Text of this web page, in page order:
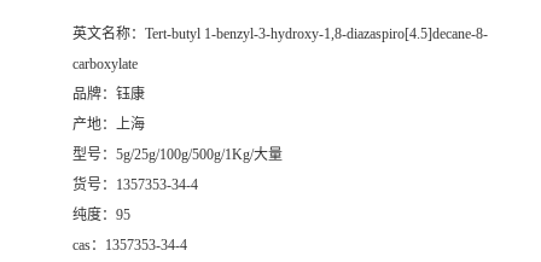
英文名称： Tert-butyl 1-benzyl-3-hydroxy-1,8-diazaspiro[4.5]decane-8-
carboxylate
品牌： 钰康
产地： 上海
型号： 5g/25g/100g/500g/1Kg/大量
货号： 1357353-34-4
纯度： 95
cas： 1357353-34-4